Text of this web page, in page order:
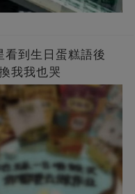
看到生日蛋糕語後
我我也哭